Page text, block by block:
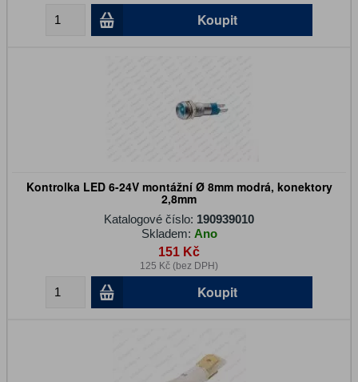
Koupit
Kontrolka LED 6-24V montážní Ø 8mm modrá, konektory
2,8mm
Katalogové číslo: 190939010
Skladem: Ano
151 Kč
125 Kč (bez DPH)
Koupit